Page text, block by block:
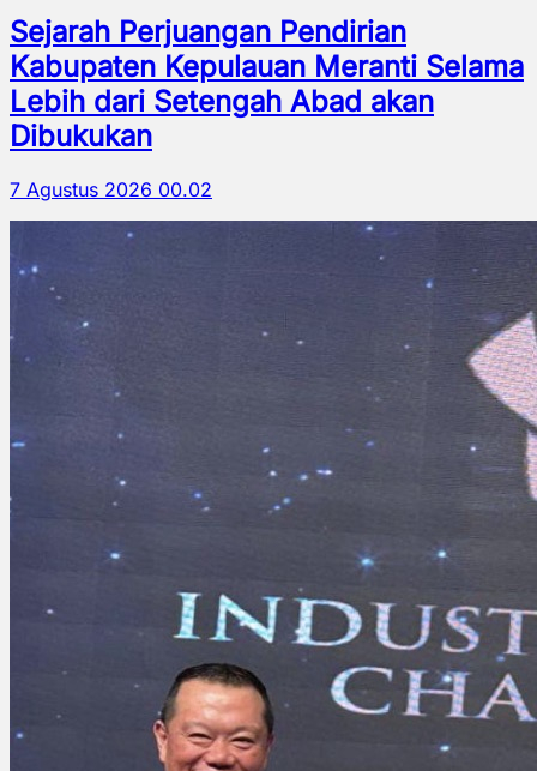
Sejarah Perjuangan Pendirian
Kabupaten Kepulauan Meranti Selama
Lebih dari Setengah Abad akan
Dibukukan
7 Agustus 2026 00.02